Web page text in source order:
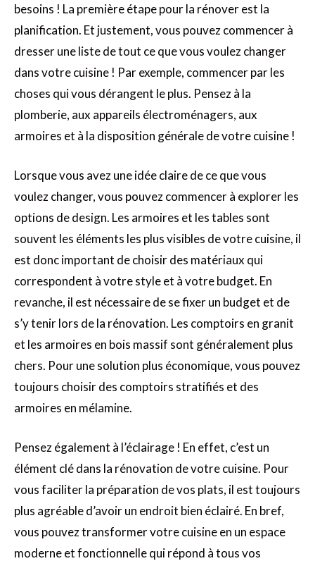
besoins ! La première étape pour la rénover est la
planification. Et justement, vous pouvez commencer à
dresser une liste de tout ce que vous voulez changer
dans votre cuisine ! Par exemple, commencer par les
choses qui vous dérangent le plus. Pensez à la
plomberie, aux appareils électroménagers, aux
armoires et à la disposition générale de votre cuisine !
Lorsque vous avez une idée claire de ce que vous
voulez changer, vous pouvez commencer à explorer les
options de design. Les armoires et les tables sont
souvent les éléments les plus visibles de votre cuisine, il
est donc important de choisir des matériaux qui
correspondent à votre style et à votre budget. En
revanche, il est nécessaire de se fixer un budget et de
s’y tenir lors de la rénovation. Les comptoirs en granit
et les armoires en bois massif sont généralement plus
chers. Pour une solution plus économique, vous pouvez
toujours choisir des comptoirs stratifiés et des
armoires en mélamine.
Pensez également à l’éclairage ! En effet, c’est un
élément clé dans la rénovation de votre cuisine. Pour
vous faciliter la préparation de vos plats, il est toujours
plus agréable d’avoir un endroit bien éclairé. En bref,
vous pouvez transformer votre cuisine en un espace
moderne et fonctionnelle qui répond à tous vos